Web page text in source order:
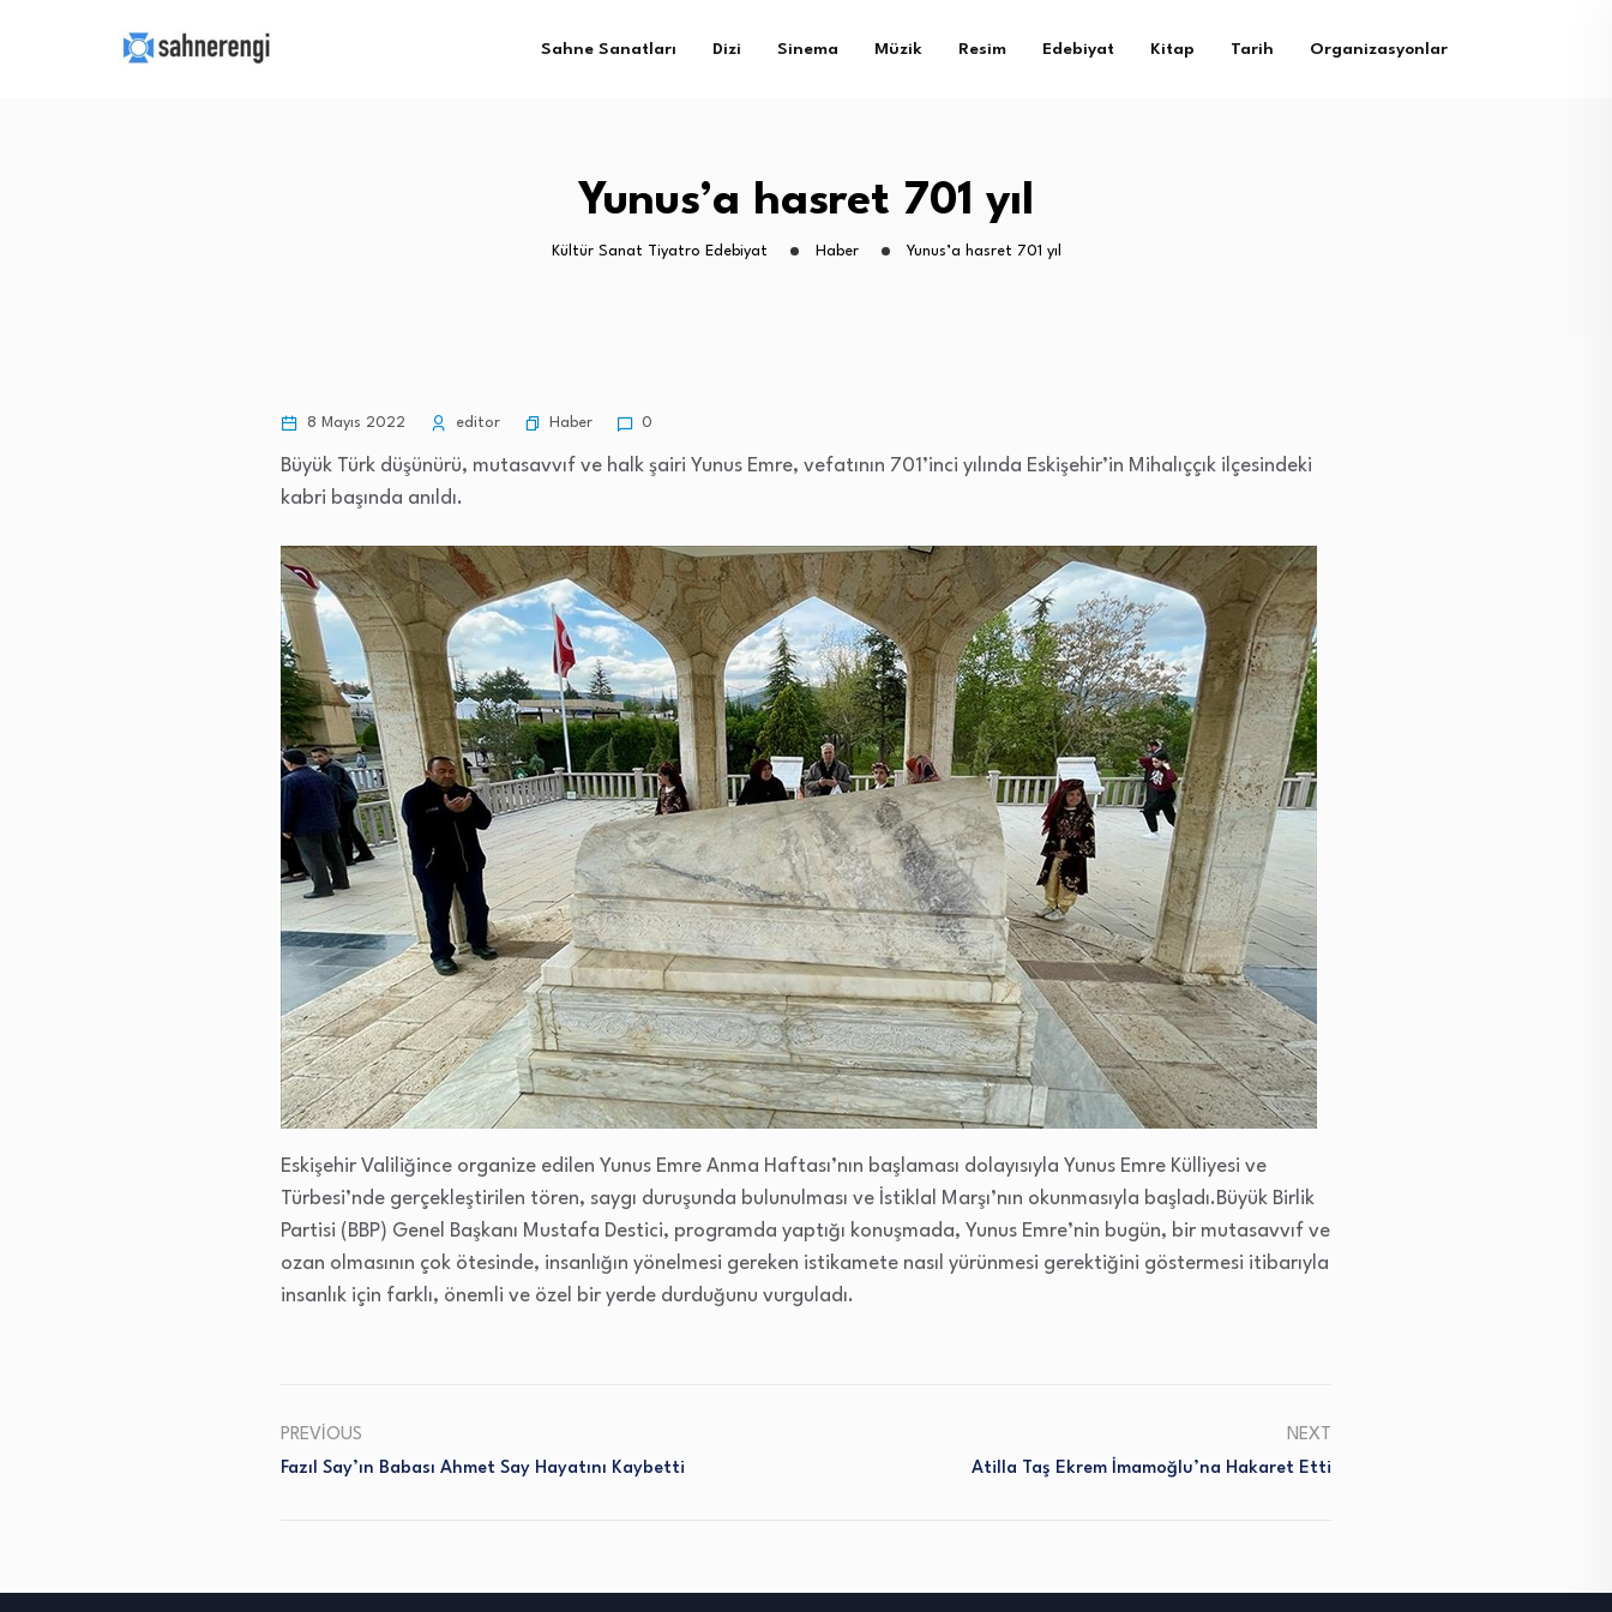
Sahne Sanatları Dizi Sinema Müzik Resim Edebiyat Kitap Tarih Organizasyonlar
Yunus’a hasret 701 yıl
Kültür Sanat Tiyatro Edebiyat Haber Yunus’a hasret 701 yıl
8 Mayıs 2022 editor Haber 0
Büyük Türk düşünürü, mutasavvıf ve halk şairi Yunus Emre, vefatının 701’inci yılında Eskişehir’in Mihalıççık ilçesindeki
kabri başında anıldı.
Eskişehir Valiliğince organize edilen Yunus Emre Anma Haftası’nın başlaması dolayısıyla Yunus Emre Külliyesi ve
Türbesi’nde gerçekleştirilen tören, saygı duruşunda bulunulması ve İstiklal Marşı’nın okunmasıyla başladı.Büyük Birlik
Partisi (BBP) Genel Başkanı Mustafa Destici, programda yaptığı konuşmada, Yunus Emre’nin bugün, bir mutasavvıf ve
ozan olmasının çok ötesinde, insanlığın yönelmesi gereken istikamete nasıl yürünmesi gerektiğini göstermesi itibarıyla
insanlık için farklı, önemli ve özel bir yerde durduğunu vurguladı.
PREVIOUS
Fazıl Say’ın Babası Ahmet Say Hayatını Kaybetti
NEXT
Atilla Taş Ekrem İmamoğlu’na Hakaret Etti